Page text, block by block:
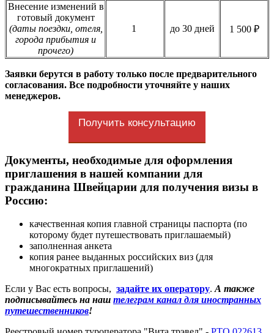
Внесение изменений в
готовый документ
(даты поездки, отеля,
города прибытия и
прочего)
1 до 30 дней 1 500 ₽
Заявки берутся в работу только после предварительного
согласования. Все подробности уточняйте у наших
менеджеров.
Получить консультацию
Документы, необходимые для оформления
приглашения в нашей компании для
гражданина Швейцарии для получения визы в
Россию:
качественная копия главной страницы паспорта (по
которому будет путешествовать приглашаемый)
заполненная анкета
копия ранее выданных российских виз (для
многократных приглашений)
Если у Вас есть вопросы, задайте их оператору. А также
подписывайтесь на наш телеграм канал для иностранных
путешественников!